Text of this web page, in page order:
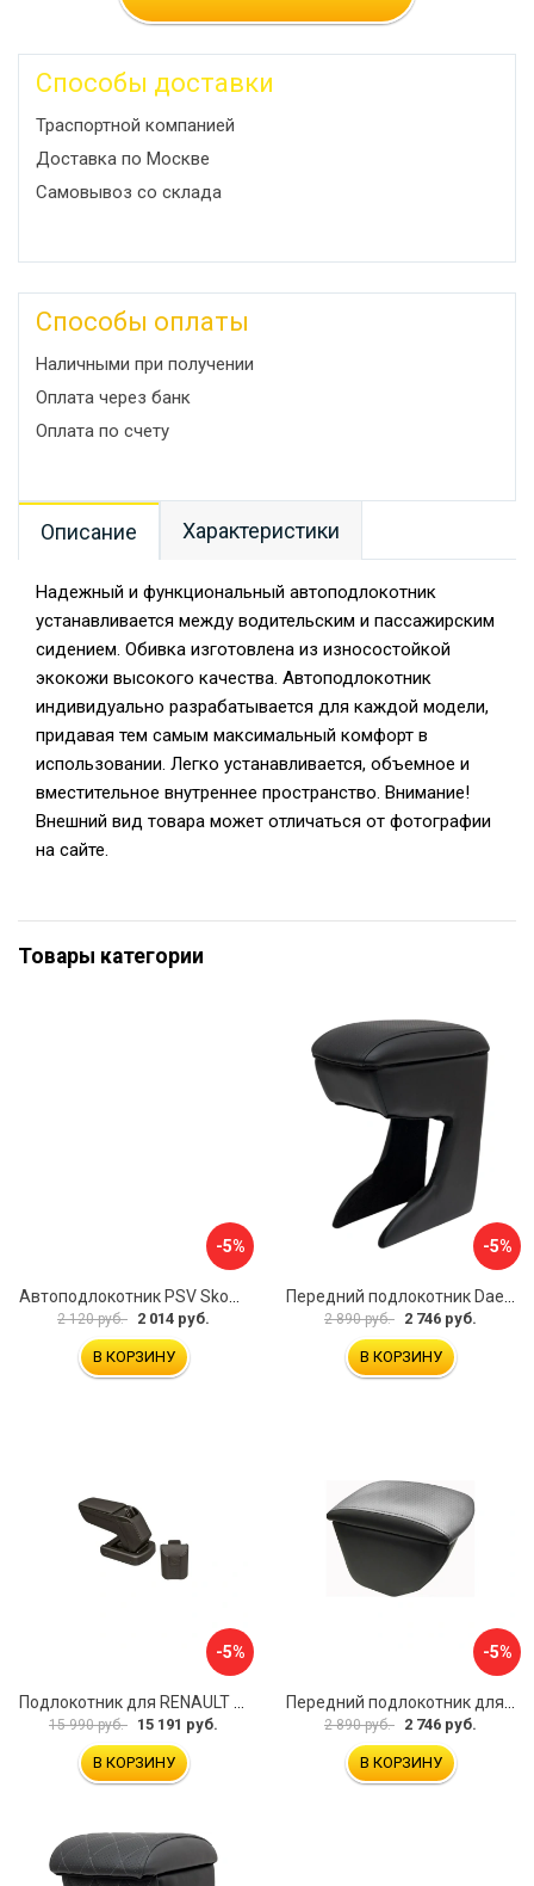
Способы доставки
Траспортной компанией
Доставка по Москве
Самовывоз со склада
Способы оплаты
Наличными при получении
Оплата через банк
Оплата по счету
Описание Характеристики
Надежный и функциональный автоподлокотник
устанавливается между водительским и пассажирским
сидением. Обивка изготовлена из износостойкой
экокожи высокого качества. Автоподлокотник
индивидуально разрабатывается для каждой модели,
придавая тем самым максимальный комфорт в
использовании. Легко устанавливается, объемное и
вместительное внутреннее пространство. Внимание!
Внешний вид товара может отличаться от фотографии
на сайте.
Товары категории
-5%
2 120 руб. 2 014 руб.
В КОРЗИНУ
-5%
2 890 руб. 2 746 руб.
В КОРЗИНУ
-5%
Подлокотник для RENAULT Kaptur 2017 г.в. armster 2 BLACK V00970
15 990 руб. 15 191 руб.
В КОРЗИНУ
-5%
Передний подлокотник для KIA Rio 4 2017-н.в. AVTOLIDER1 PP-KIA-Rio-4-02
2 890 руб. 2 746 руб.
В КОРЗИНУ